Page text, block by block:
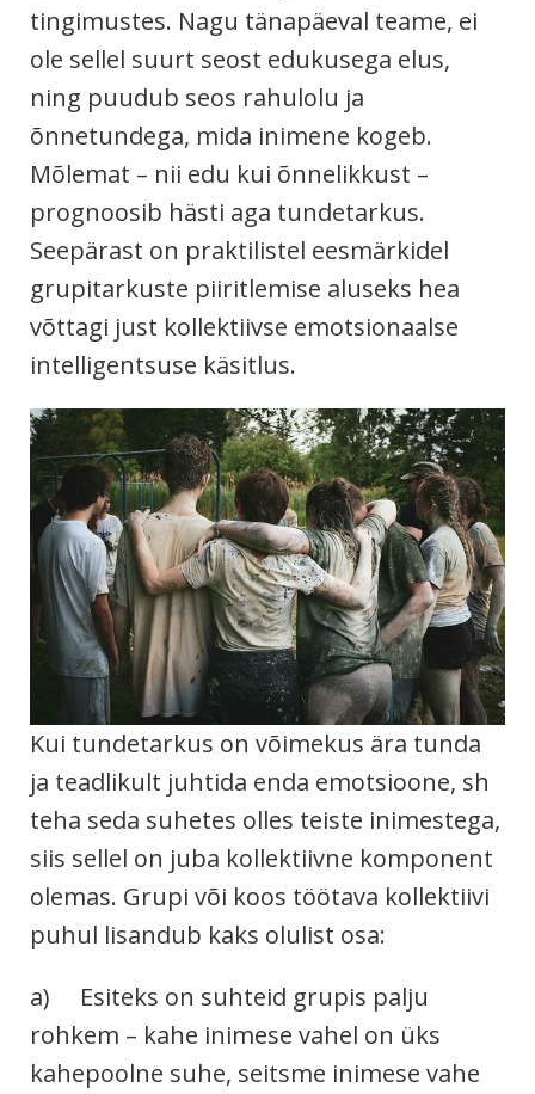
tingimustes. Nagu tänapäeval teame, ei
ole sellel suurt seost edukusega elus,
ning puudub seos rahulolu ja
õnnetundega, mida inimene kogeb.
Mõlemat – nii edu kui õnnelikkust –
prognoosib hästi aga tundetarkus.
Seepärast on praktilistel eesmärkidel
grupitarkuste piiritlemise aluseks hea
võttagi just kollektiivse emotsionaalse
intelligentsuse käsitlus.
Kui tundetarkus on võimekus ära tunda
ja teadlikult juhtida enda emotsioone, sh
teha seda suhetes olles teiste inimestega,
siis sellel on juba kollektiivne komponent
olemas. Grupi või koos töötava kollektiivi
puhul lisandub kaks olulist osa:
a) Esiteks on suhteid grupis palju
rohkem – kahe inimese vahel on üks
kahepoolne suhe, seitsme inimese vahe